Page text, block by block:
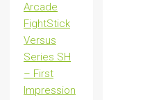
Arcade
FightStick
Versus
Series SH
– First
Impression